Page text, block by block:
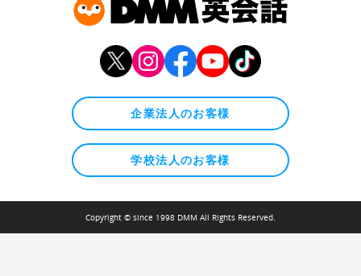
企業法人のお客様
学校法人のお客様
Copyright © since 1998 DMM All Rights Reserved.